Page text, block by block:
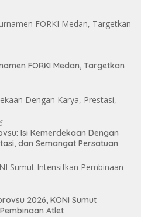
FORKI Medan, Targetkan
Isi Kemerdekaan Dengan
dan Semangat Persatuan
2026, KONI Sumut
Atlet